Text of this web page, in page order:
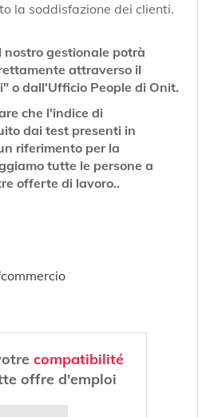
la soddisfazione dei clienti.
nostro gestionale potrà
attraverso il
o dall'Ufficio People di Onit.
che l'indice di
dai test presenti in
riferimento per la
tutte le persone a
offerte di lavoro..
compatibilité
offre d'emploi